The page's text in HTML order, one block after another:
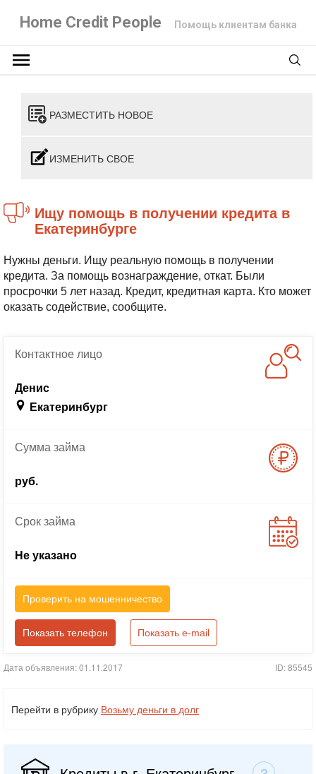
Home Credit People Помощь клиентам банка
РАЗМЕСТИТЬ НОВОЕ
ИЗМЕНИТЬ СВОЕ
Ищу помощь в получении кредита в
Екатеринбурге
Нужны деньги. Ищу реальную помощь в получении
кредита. За помощь вознаграждение, откат. Были
просрочки 5 лет назад. Кредит, кредитная карта. Кто может
оказать содействие, сообщите.
Контактноелицо
Денис
Екатеринбург
Суммазайма
руб.
Срокзайма
Не указано
Проверить на мошенничество
Показать телефон Показать e-mail
Дата объявления: 01.11.2017 ID: 85545
Перейти в рубрику Возьму деньги в долг